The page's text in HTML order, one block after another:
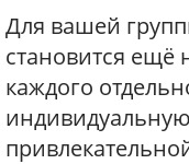
Для вашей
становится ещё
каждого